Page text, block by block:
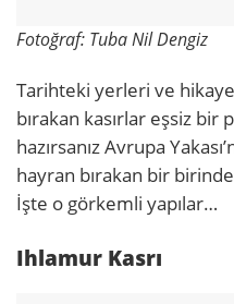
Fotoğraf: Tuba Nil Dengiz
Tarihteki yerleri ve
bırakan kasırlar eşsiz bir
hazırsanız Avrupa
hayran bırakan bir
İşte o görkemli yapılar…
Ihlamur Kasrı